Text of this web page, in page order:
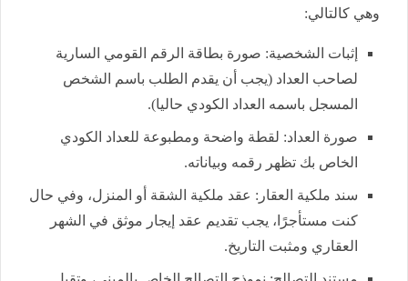
وهي كالتالي:
إثبات الشخصية: صورة بطاقة الرقم القومي السارية
لصاحب العداد (يجب أن يقدم الطلب باسم الشخص
المسجل باسمه العداد الكودي حاليا).
صورة العداد: لقطة واضحة ومطبوعة للعداد الكودي
الخاص بك تظهر رقمه وبياناته.
سند ملكية العقار: عقد ملكية الشقة أو المنزل، وفي حال
كنت مستأجرًا، يجب تقديم عقد إيجار موثق في الشهر
العقاري ومثبت التاريخ.